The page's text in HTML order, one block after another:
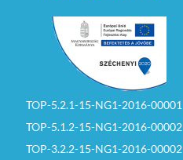
ítélt ajánlattevő 30
napon belül nem köt
szerződést.
– Eredménytelen az
árverés akkor is, ha a
ajánlattevőnek az
eljárás tisztaságához
fűződő, vagy a többi
ajánlattevő érdekeit
TOP-5.2.1-15-NG1-2016-00001
TOP-5.1.2-15-NG1-2016-00002
TOP-3.2.2-15-NG1-2016-00002